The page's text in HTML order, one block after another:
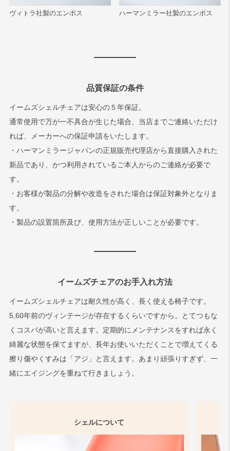
ヴィトラ社製のエンボス ハーマンミラー社製のエンボス
品質保証の条件
イームズシェルチェアは安心の５年保証。
通常使用で万が一不具合が生じた場合、当店までご連絡いただけ
れば、メーカーへの保証申請をいたします。
・ハーマンミラージャパンの正規販売代理店から直接購入された
新品であり、かつ利用されているご本人からのご連絡が必要で
す。
・お客様が製品の分解や改造をされた場合は保証対象外となりま
す。
・製品の設置箇所及び、使用方法が正しいことが必要です。
イームズチェアのお手入れ方法
イームズシェルチェアは耐久性が高く、長く使える椅子です。
5,60年前のヴィンテージが存在するくらいですから。とてつもな
くコスパが高いと言えます。定期的にメンテナンスをすれば永く
綺麗な状態を保てますが、長年お使いいただくことで増えてくる
擦り傷やくすみは「アジ」と言えます。あまり頑張りすぎず、一
緒にエイジングを重ねて行きましょう。
シェルについて